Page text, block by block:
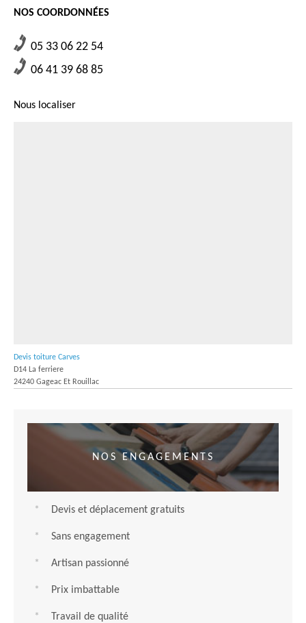
bon choix pour le réalisateur de votre projet. Faite votre demande de devis
NOS COORDONNÉES
05 33 06 22 54
06 41 39 68 85
Nous localiser
Devis toiture Carves
D14 La ferriere
24240 Gageac Et Rouillac
NOS ENGAGEMENTS
Devis et déplacement gratuits
Sans engagement
Artisan passionné
Prix imbattable
Travail de qualité